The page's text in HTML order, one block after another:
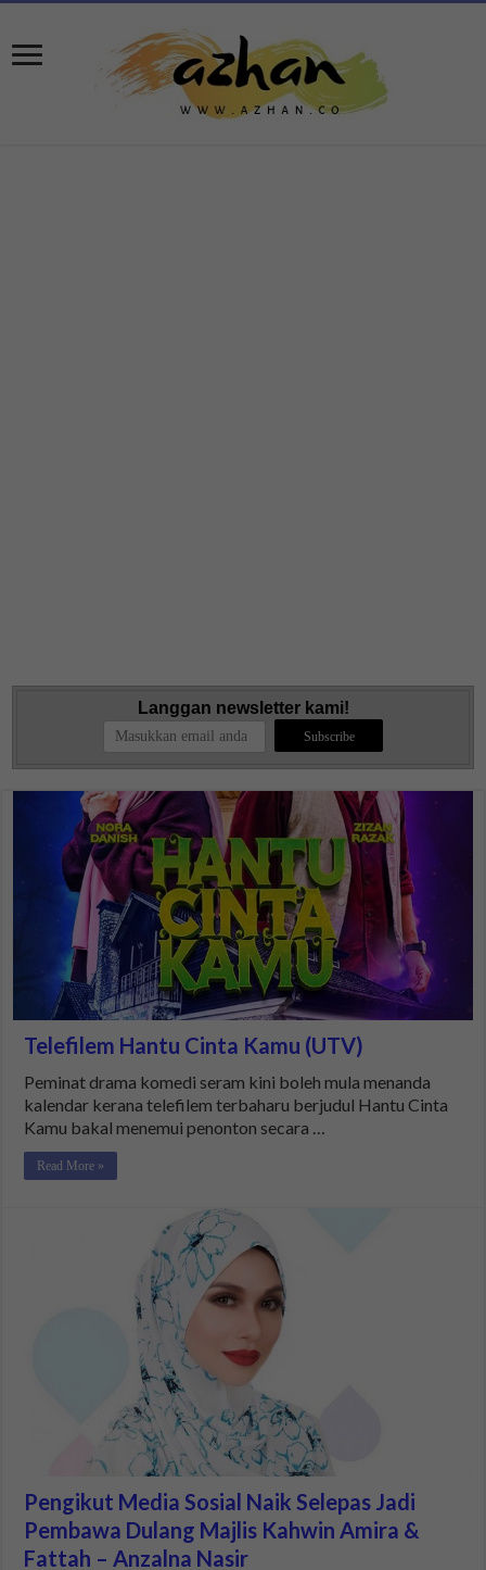
Langgan newsletter kami!
Telefilem Hantu Cinta Kamu (UTV)
Peminat drama komedi seram kini boleh mula menanda
kalendar kerana telefilem terbaharu berjudul Hantu Cinta
Kamu bakal menemui penonton secara …
Read More »
Pengikut Media Sosial Naik Selepas Jadi
Pembawa Dulang Majlis Kahwin Amira &
Fattah – Anzalna Nasir